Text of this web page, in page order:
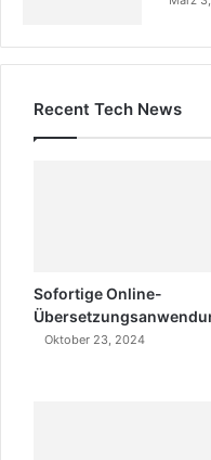
Recent Tech News
Sofortige Online-
Oktober 23, 2024